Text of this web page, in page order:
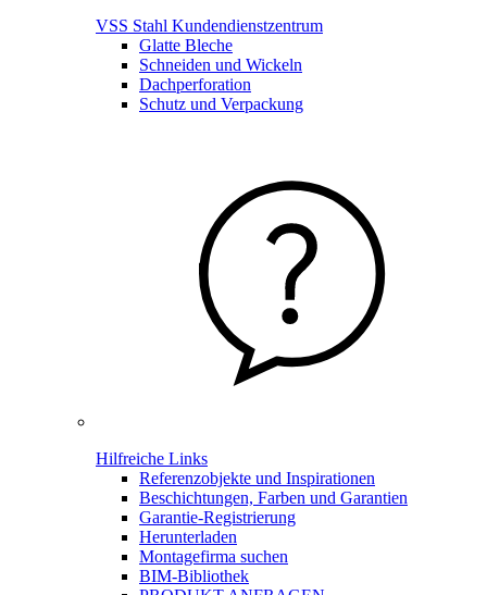
VSS Stahl Kundendienstzentrum
Glatte Bleche
Schneiden und Wickeln
Dachperforation
Schutz und Verpackung
Hilfreiche Links
Referenzobjekte und Inspirationen
Beschichtungen, Farben und Garantien
Garantie-Registrierung
Herunterladen
Montagefirma suchen
BIM-Bibliothek